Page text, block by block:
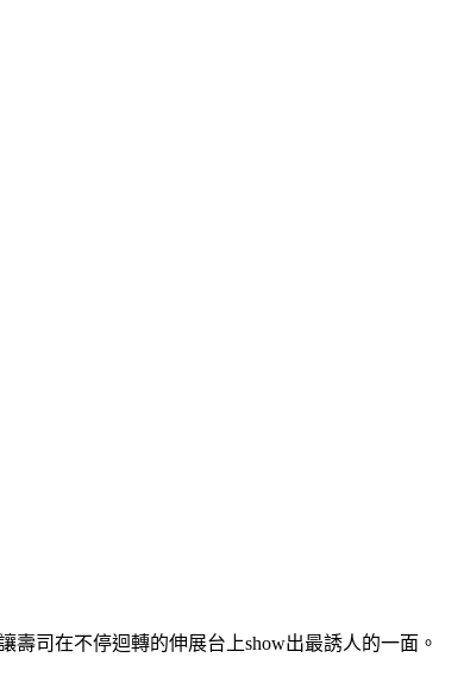
司在不停迴轉的伸展台上show出最誘人的一面。